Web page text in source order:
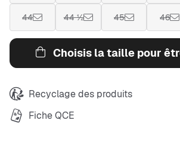
44 44 ½ 45 46
Choisis la taille pour
Recyclage des produits
Fiche QCE